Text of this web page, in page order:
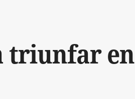
triunfar en